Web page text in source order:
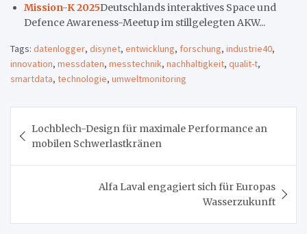
Mission-K 2025Deutschlands interaktives Space und
Defence Awareness-Meetup im stillgelegten AKW...
Tags: datenlogger, disynet, entwicklung, forschung, industrie40,
innovation, messdaten, messtechnik, nachhaltigkeit, qualit-t,
smartdata, technologie, umweltmonitoring
Lochblech-Design für maximale Performance an
mobilen Schwerlastkränen
Alfa Laval engagiert sich für Europas
Wasserzukunft